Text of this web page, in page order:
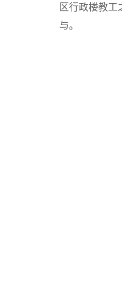
区行政楼教工
与。